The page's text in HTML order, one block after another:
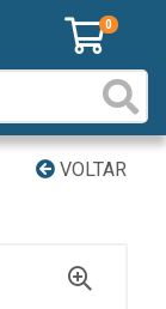
0
VOLTAR